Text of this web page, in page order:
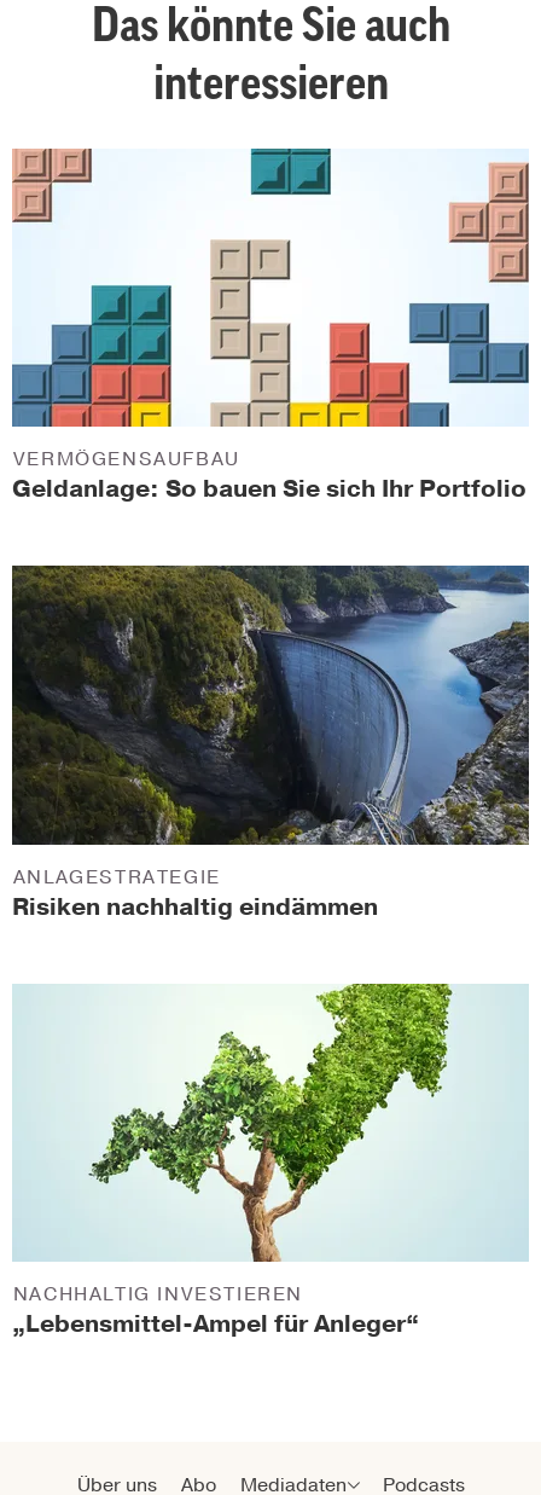
Das könnte Sie auch
interessieren
Geldanlage: So bauen Sie sich Ihr Portfolio
VERMÖGENSAUFBAU
Risiken nachhaltig eindämmen
ANLAGESTRATEGIE
„Lebensmittel-Ampel für Anleger“
NACHHALTIG INVESTIEREN
Über uns Abo Mediadaten Podcasts